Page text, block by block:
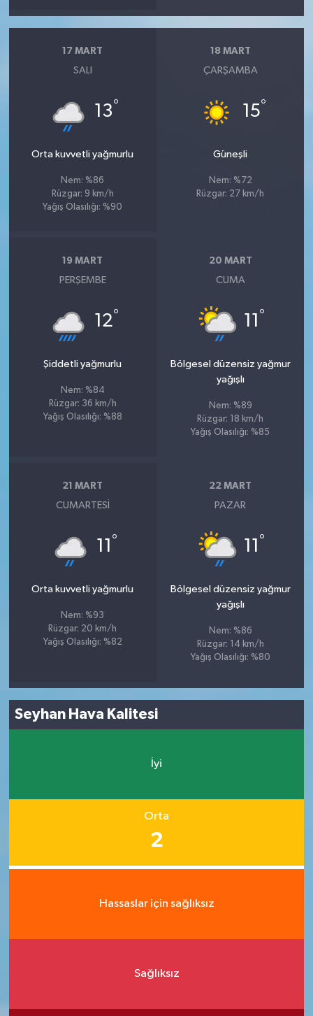
17 MART
SALI
13°
Orta kuvvetli yağmurlu
Nem: %86
Rüzgar: 9 km/h
Yağış Olasılığı: %90
18 MART
ÇARŞAMBA
15°
Güneşli
Nem: %72
Rüzgar: 27 km/h
19 MART
PERŞEMBE
12°
Şiddetli yağmurlu
Nem: %84
Rüzgar: 36 km/h
Yağış Olasılığı: %88
20 MART
CUMA
11 °
Bölgesel düzensiz yağmur
yağışlı
Nem: %89
Rüzgar: 18 km/h
Yağış Olasılığı: %85
21 MART
CUMARTESI
11 °
Orta kuvvetli yağmurlu
Nem: %93
Rüzgar: 20 km/h
Yağış Olasılığı: %82
22 MART
PAZAR
11 °
Bölgesel düzensiz yağmur
yağışlı
Nem: %86
Rüzgar: 14 km/h
Yağış Olasılığı: %80
Seyhan Hava Kalitesi
İyi
Orta
2
Hassaslar için sağlıksız
Sağlıksız